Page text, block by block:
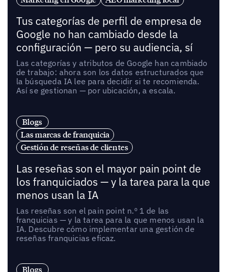
Tus categorías de perfil de empresa de
Google no han cambiado desde la
configuración — pero su audiencia, sí
Las categorías y atributos de Google han cambiado
de trabajo: ahora son los datos estructurados que
la búsqueda IA lee para decidir si te recomienda.
Así se gestionan — por ubicación, a escala.
Blogs
Las marcas de franquicia
Gestión de reseñas de clientes
Las reseñas son el mayor pain point de
los franquiciados — y la tarea para la que
menos usan la IA
Las reseñas son el pain point n.º 1 de las
franquicias — y la tarea para la que menos usan la
IA. Descubre cómo implementar una gestión de
reseñas franquicias eficaz.
Blogs